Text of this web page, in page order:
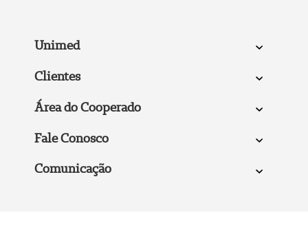
Unimed
Clientes
Área do Cooperado
Fale Conosco
Comunicação